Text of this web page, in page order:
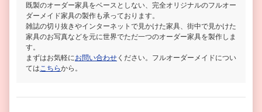
既製のオーダー家具をベースとしない、完全オリジナルのフルオー
ダーメイド家具の製作も承っております。
雑誌の切り抜きやインターネットで見かけた家具、街中で見かけた
家具のお写真などを元に世界でただ一つのオーダー家具を製作しま
す。
まずはお気軽にお問い合わせ ください。フルオーダーメイドについ
ては こちらから。